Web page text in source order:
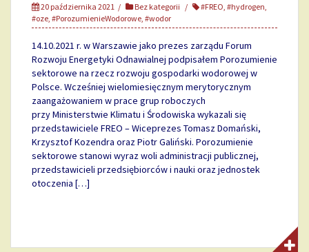
20 października 2021 Bez kategorii #FREO #hydrogen
#oze #PorozumienieWodorowe #wodor
14.10.2021 r. w Warszawie jako prezes zarządu Forum
Rozwoju Energetyki Odnawialnej podpisałem Porozumienie
sektorowe na rzecz rozwoju gospodarki wodorowej w
Polsce. Wcześniej wielomiesięcznym merytorycznym
zaangażowaniem w prace grup roboczych
przy Ministerstwie Klimatu i Środowiska wykazali się
przedstawiciele FREO – Wiceprezes Tomasz Domański,
Krzysztof Kozendra oraz Piotr Galiński. Porozumienie
sektorowe stanowi wyraz woli administracji publicznej,
przedstawicieli przedsiębiorców i nauki oraz jednostek
otoczenia […]